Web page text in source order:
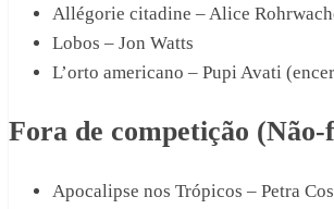
Allégorie citadine – Alice
Lobos – Jon Watts
L’orto americano – Pupi Avati
Fora de competição (Não-
Apocalipse nos Trópicos – Petra